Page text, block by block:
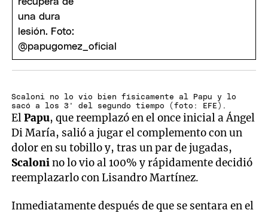
Scaloni no lo vio bien físicamente al Papu y lo
sacó a los 3' del segundo tiempo (foto: EFE).
ElPapu, que reemplazó en el once inicial a Ángel
Di María, salió a jugar el complemento con un
dolor en su tobillo y, tras un par de jugadas,
Scalonino lo vio al 100% y rápidamente decidió
reemplazarlo con Lisandro Martínez.
Inmediatamente después de que se sentara en el